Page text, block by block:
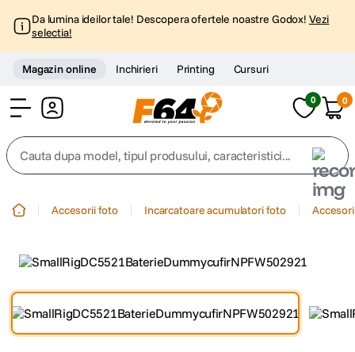
Da lumina ideilor tale! Descopera ofertele noastre Godox! Vezi
selectia!
Magazin online Inchirieri Printing Cursuri
0 0
Cauta dupa model, tipul produsului, caracteristici...
3. trepied telefon
Accesorii foto Incarcatoare acumulatori foto